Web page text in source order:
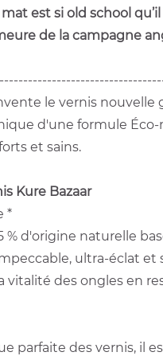
est si old school
de la campagne
le vernis nouvelle
d'une formule
et sains.
Kure Bazaar
*
% d'origine naturelle
ultra-éclat et
vitalité des ongles en
parfaite des vernis, il